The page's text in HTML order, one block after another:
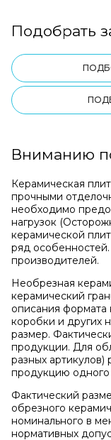
Подобрать
Вниманию
Керамическая
прочными
необходимо
нагрузок
керамической
ряд
производителей.
Необрезная
керамический
описания формата
коробки и других
размер.
продукции. Для
разных артикулов)
продукцию одного
Фактический
обрезного
номинального в
нормативных